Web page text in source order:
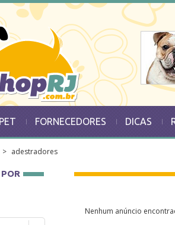
FORNECEDORES DICAS
> adestradores
Nenhum anúncio